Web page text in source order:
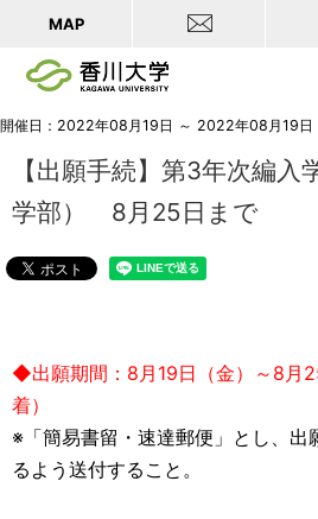
MAP
開催日：2022年08月19日 ～ 2022年08月19日
【出願手続】第3年次編入
学部） 8月25日まで
◆出願期間：8月19日（金）～8月
着）
※「簡易書留・速達郵便」とし、出
るよう送付すること。